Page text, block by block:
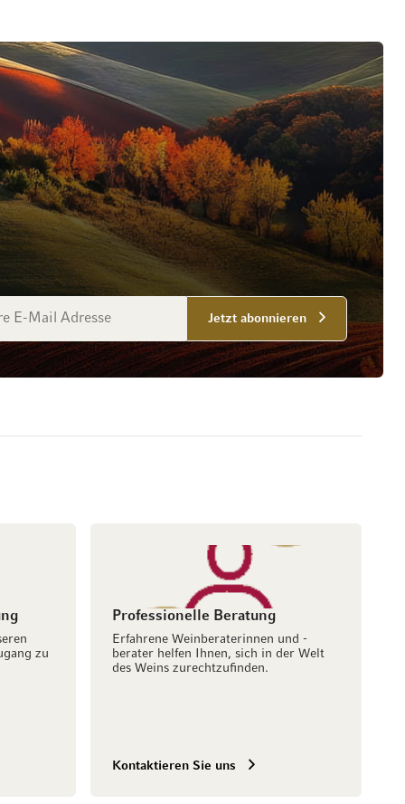
Jetzt abonnieren
zu
Professionelle Beratung
Erfahrene Weinberaterinnen und -
berater helfen Ihnen, sich in der Welt
des Weins zurechtzufinden.
Kontaktieren Sie uns